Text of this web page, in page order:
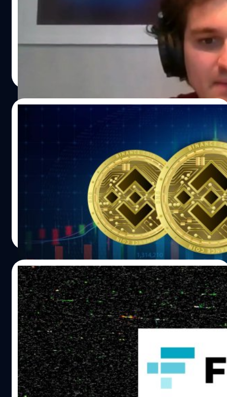
สำนักงานอัยการสูงสุดของบาฮามาสเผยว่าเมื่อเย็นวันจันทร์ที่
12 ธันวาคม ได้ดำเนินการจับกุม แซม แบงแมน-ฟรายด์ (Sam
Bankman-Fried : SBF) ผู้ก่อตั้งและอดีตซีอีโอ FTX ที่ล้ม
ละลายจากวิกฤติสภาพคล่อง ตามคำขอของรัฐบาลสหรัฐฯ
หลังถูกสำนักงานอัยการสหรัฐฯ ในเขตทางใต้ของนิวยอร์กได้
ยื่นฟ้องคดีอาญาและขอให้มีการส่งตัวผู้ร้ายข้ามแดนไปยัง
นักลงทุนกดดันให้ Binance เร่งเผยข้อมูลเงิน
ทุนสำรอง หวั่นล้มละลายตามรอย FTX
ไบแนนซ์ (Binance) ศูนย์ซื้อขายสินทรัพย์ดิจิทัลอันดับ 1 ของ
โลก กำลังแบกรับความกดดันจากนักลงทุนในด้านความ
ปลอดภัยและความโปร่งใสของวงการคริปโทเคอร์เรนซี หลัง
การล่มสลายของ FTX
วาณิชชา สายเสมา | 1333 days ago
Read More
09/12/2022
ไฟล์ภาพ NFT หาย! หลัง FTX ยื่นล้มละลาย
วิศวกรเผย NFT ยังอยู่ แค่ไม่แสดงผล
ผู้ใช้ทวิตเตอร์เปิดเผยว่า ไฟล์ภาพ NFT ที่ถูกสร้างและโฮสต์ไว้
กับเซิร์ฟเวอร์ของ FTX กลายเป็นภาพว่าง เนื่องจากชื่อโดเมน
ของ FTX US ถูกเปลี่ยนแปลง
วาณิชชา สายเสมา| 1336 days ago